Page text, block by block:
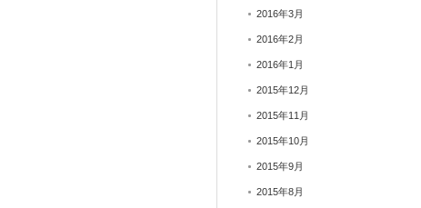
2016年3月
2016年2月
2016年1月
2015年12月
2015年11月
2015年10月
2015年9月
2015年8月